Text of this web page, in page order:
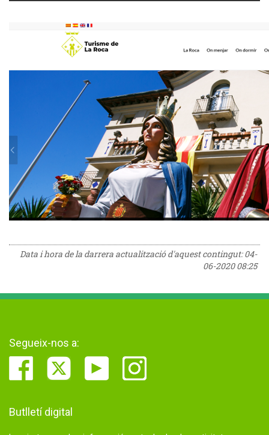
Data i hora de la darrera actualització d'aquest contingut:04-
06-2020 08:25
Segueix-nos a:
Butlletí digital